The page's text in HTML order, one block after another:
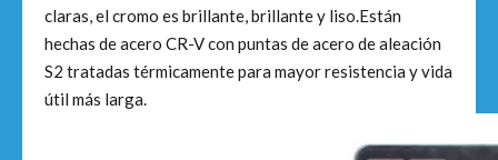
claras, el cromo es brillante, brillante y liso.Están
hechas de acero CR-V con puntas de acero de aleación
S2 tratadas térmicamente para mayor resistencia y vida
útil más larga.